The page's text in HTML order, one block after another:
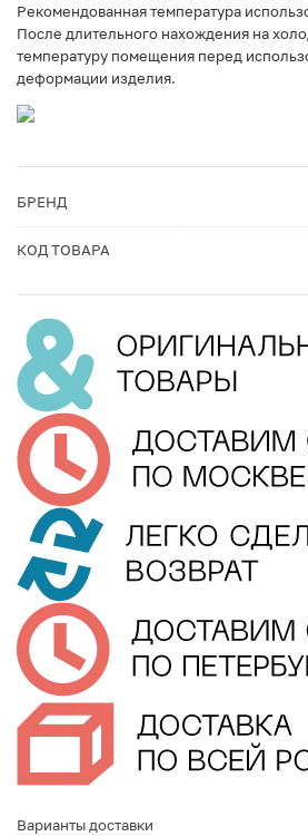
Рекомендованная температура
После длительного нахождения на
температуру помещения перед
деформации изделия.
БРЕНД
КОД ТОВАРА
Варианты доставки